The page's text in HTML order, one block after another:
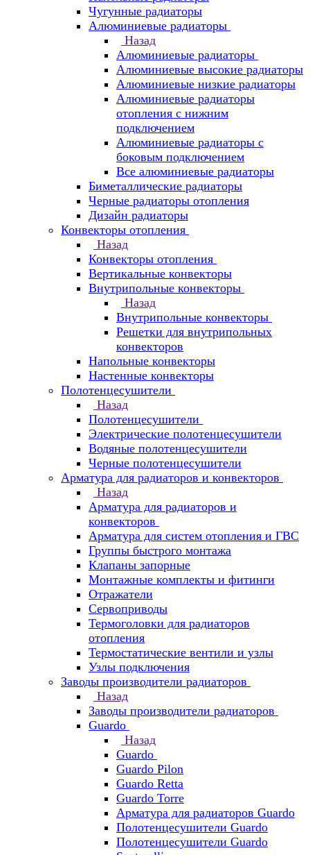
Чугунные радиаторы
Алюминиевые радиаторы
Назад
Алюминиевые радиаторы
Алюминиевые высокие радиаторы
Алюминиевые низкие радиаторы
Алюминиевые радиаторы
отопления с нижним
подключением
Алюминиевые радиаторы с
боковым подключением
Все алюминиевые радиаторы
Биметаллические радиаторы
Черные радиаторы отопления
Дизайн радиаторы
Конвекторы отопления
Назад
Конвекторы отопления
Вертикальные конвекторы
Внутрипольные конвекторы
Назад
Внутрипольные конвекторы
Решетки для внутрипольных
конвекторов
Напольные конвекторы
Настенные конвекторы
Полотенцесушители
Назад
Полотенцесушители
Электрические полотенцесушители
Водяные полотенцесушители
Черные полотенцесушители
Арматура для радиаторов и конвекторов
Назад
Арматура для радиаторов и
конвекторов
Арматура для систем отопления и ГВС
Группы быстрого монтажа
Клапаны запорные
Монтажные комплекты и фитинги
Отражатели
Сервоприводы
Термоголовки для радиаторов
отопления
Термостатические вентили и узлы
Узлы подключения
Заводы производители радиаторов
Назад
Заводы производители радиаторов
Guardo
Назад
Guardo
Guardo Pilon
Guardo Retta
Guardo Torre
Арматура для радиаторов Guardo
Полотенцесушители Guardo
Полотенцесушители Guardo